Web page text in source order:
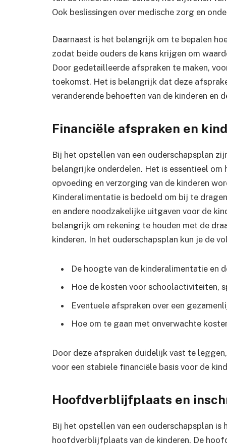
Ook beslissingen over medische zorg en
Daarnaast is het belangrijk om te bepalen
zodat beide ouders de kans krijgen om
Door gedetailleerde afspraken te maken,
toekomst. Het is belangrijk dat deze
veranderende behoeften van de kinderen en
Financiële afspraken en
Bij het opstellen van een ouderschapsplan
belangrijke onderdelen. Het is essentieel
opvoeding en verzorging van de kinderen
Kinderalimentatie is bedoeld om bij te
en andere noodzakelijke uitgaven voor de
belangrijk om rekening te houden met de
kinderen. In het ouderschapsplan kun je de
De hoogte van de kinderalimentatie en
Hoe de kosten voor schoolactiviteiten,
Eventuele afspraken over een
Hoe om te gaan met onverwachte
Door deze afspraken duidelijk vast te
voor een stabiele financiële basis voor de
Hoofdverblijfplaats en
Bij het opstellen van een ouderschapsplan
hoofdverblijfplaats van de kinderen. De